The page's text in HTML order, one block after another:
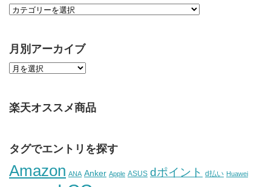
月別アーカイブ
楽天オススメ商品
タグでエントリを探す
Amazon ANA Anker Apple ASUS dポイント d払い Huawei